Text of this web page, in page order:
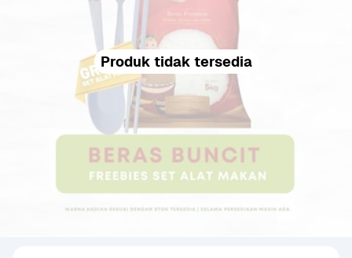
Produk tidak tersedia